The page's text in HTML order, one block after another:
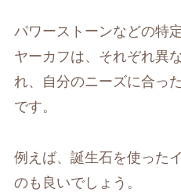
パワーストーンなどの特
ヤーカフは、それぞれ異
れ、自分のニーズに合っ
です。
例えば、誕生石を使った
のも良いでしょう。